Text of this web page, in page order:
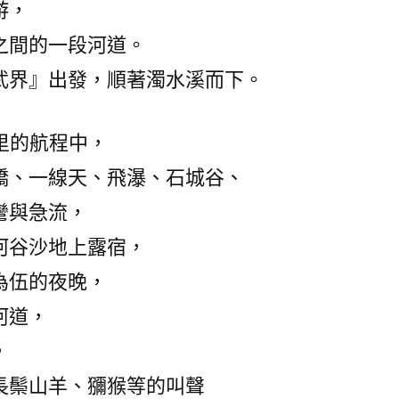
的一段河道。
』出發，順著濁水溪而下。
航程中，
一線天、飛瀑、石城谷、
急流，
沙地上露宿，
的夜晚，
，
鬃山羊、獼猴等的叫聲